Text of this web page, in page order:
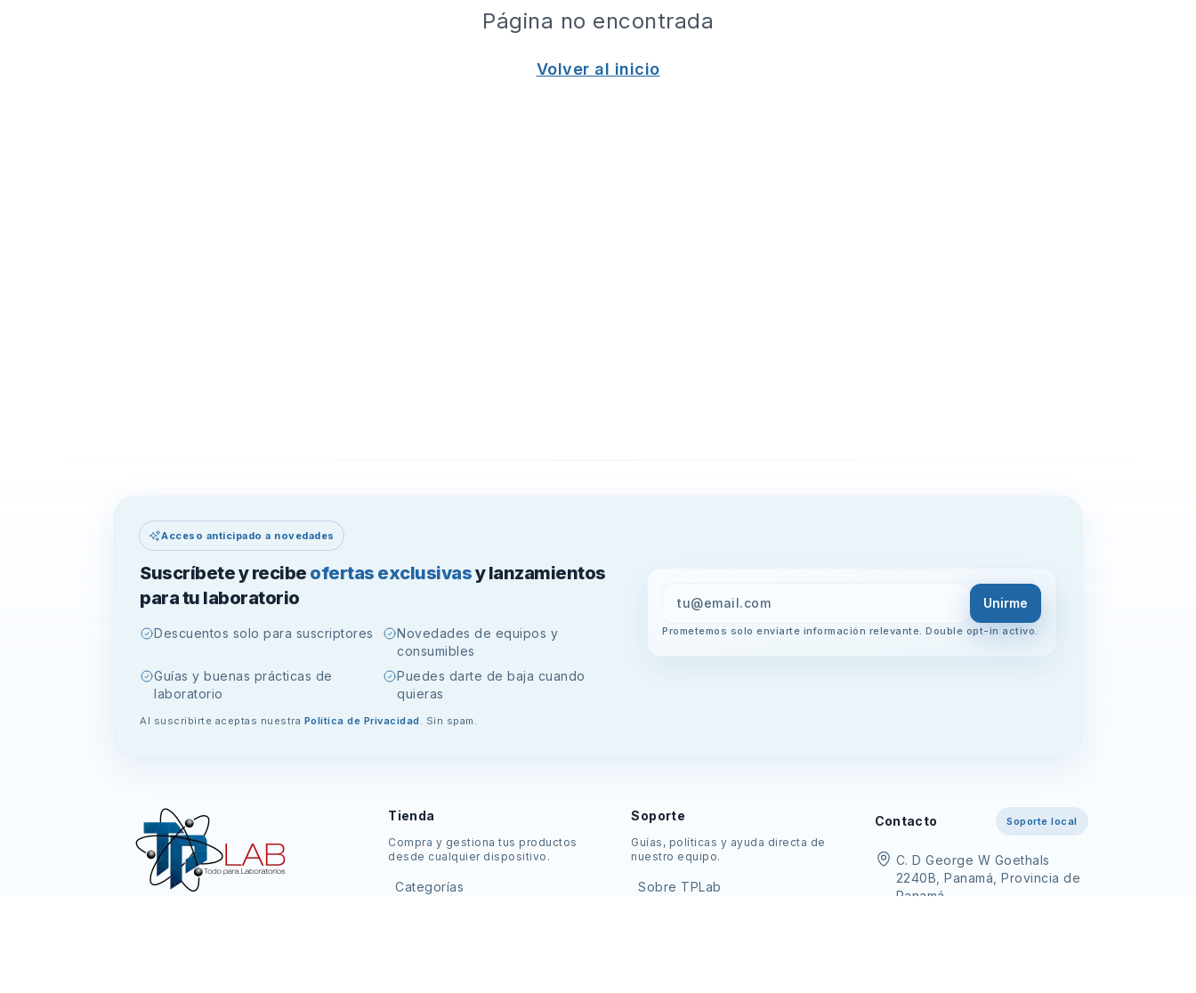
Página no encontrada
Volver al inicio
Acceso anticipado a novedades
Suscríbete y recibe ofertas exclusivasy lanzamientos
para tu laboratorio
Descuentos solo para suscriptores
Novedades de equipos y
consumibles
Guías y buenas prácticas de
laboratorio
Puedes darte de baja cuando
quieras
Unirme
Prometemos solo enviarte información relevante. Double opt-in activo.
Al suscribirte aceptas nuestra Política de Privacidad . Sin spam.
Tienda
Compra y gestiona tus productos
desde cualquier dispositivo.
Categorías
Soporte
Guías, políticas y ayuda directa de
nuestro equipo.
Sobre TPLab
Contacto Soporte local
C. D George W Goethals
2240B, Panamá, Provincia de
Panamá